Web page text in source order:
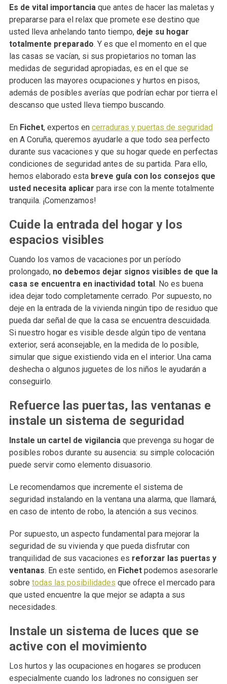
Es de vital importanciaque antes de hacer las maletas y
prepararse para el relax que promete ese destino que
usted lleva anhelando tanto tiempo, deje su hogar
totalmente preparado. Y es que el momento en el que
las casas se vacían, si sus propietarios no toman las
medidas de seguridad apropiadas, es en el que se
producen las mayores ocupaciones y hurtos en pisos,
además de posibles averías que podrían echar por tierra el
descanso que usted lleva tiempo buscando.
EnFichet, expertos en cerraduras y puertas de seguridad
en A Coruña, queremos ayudarle a que todo sea perfecto
durante sus vacaciones y que su hogar quede en perfectas
condiciones de seguridad antes de su partida. Para ello,
hemos elaborado esta breve guía con los consejos que
usted necesita aplicar para irse con la mente totalmente
tranquila. ¡Comenzamos!
Cuide la entrada del hogar y los
espacios visibles
Cuando los vamos de vacaciones por un período
prolongado, no debemos dejar signos visibles de que la
casa se encuentra en inactividad total . No es buena
idea dejar todo completamente cerrado. Por supuesto, no
deje en la entrada de la vivienda ningún tipo de residuo que
pueda dar señal de que la casa se encuentra descuidada.
Si nuestro hogar es visible desde algún tipo de ventana
exterior, será aconsejable, en la medida de lo posible,
simular que sigue existiendo vida en el interior. Una cama
deshecha o algunos juguetes de los niños le ayudarán a
conseguirlo.
Refuerce las puertas, las ventanas e
instale un sistema de seguridad
Instale un cartel de vigilanciaque prevenga su hogar de
posibles robos durante su ausencia: su simple colocación
puede servir como elemento disuasorio.
Le recomendamos que incremente el sistema de
seguridad instalando en la ventana una alarma, que llamará,
en caso de intento de robo, la atención a sus vecinos.
Por supuesto, un aspecto fundamental para mejorar la
seguridad de su vivienda y que pueda disfrutar con
tranquilidad de sus vacaciones es reforzar las puertas y
ventanas. En este sentido, en Fichet podemos asesorarle
sobre todas las posibilidades que ofrece el mercado para
que usted encuentre la que mejor se adapta a sus
necesidades.
Instale un sistema de luces que se
active con el movimiento
Los hurtos y las ocupaciones en hogares se producen
especialmente cuando los ladrones no consiguen ser